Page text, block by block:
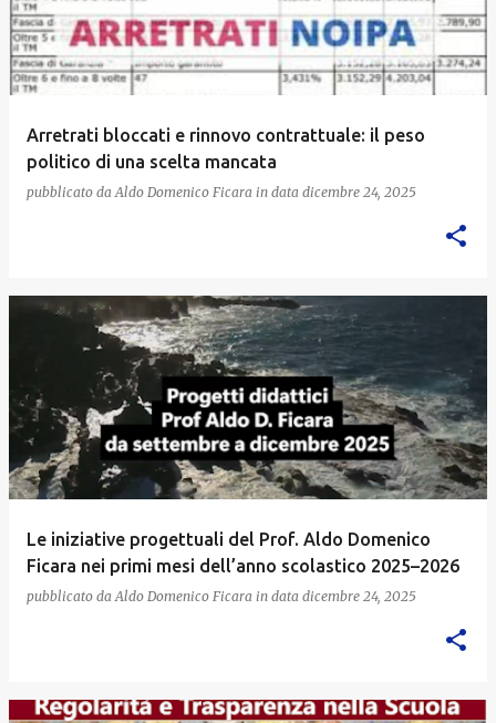
Arretrati bloccati e rinnovo contrattuale: il peso
politico di una scelta mancata
pubblicato da Aldo Domenico Ficara in data dicembre 24, 2025
Le iniziative progettuali del Prof. Aldo Domenico
Ficara nei primi mesi dell’anno scolastico 2025–2026
pubblicato da Aldo Domenico Ficara in data dicembre 24, 2025